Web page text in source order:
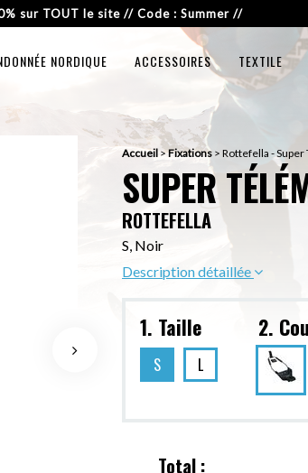
sur TOUT le site // Code : Summer //
NORDIQUE ACCESSOIRES TEXTILE
Accueil >Fixations > Rottefella - Super
SUPER
ROTTEFELLA
S, Noir
Description détaillée
1. Taille
S L
2.
Total :